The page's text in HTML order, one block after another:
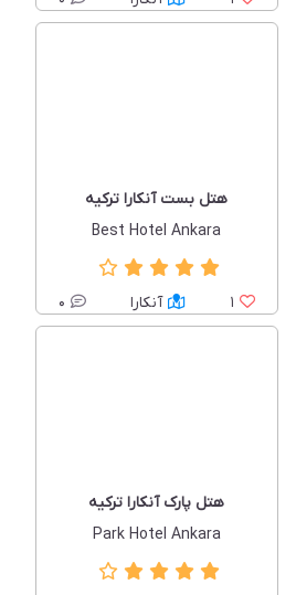
هتل بست آنکارا ترکیه
Best Hotel Ankara
1 آنکارا 0
هتل پارک آنکارا ترکیه
Park Hotel Ankara